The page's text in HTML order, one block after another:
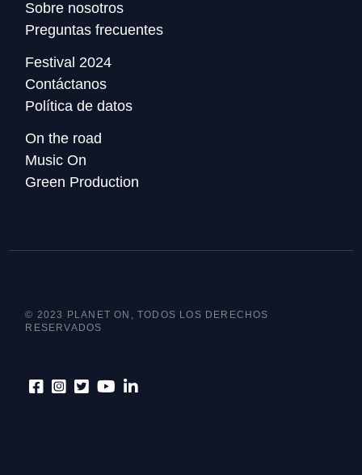
Sobre nosotros
Preguntas frecuentes
Festival 2024
Contáctanos
Política de datos
On the road
Music On
Green Production
© 2023 PLANET ON, TODOS LOS DERECHOS
RESERVADOS